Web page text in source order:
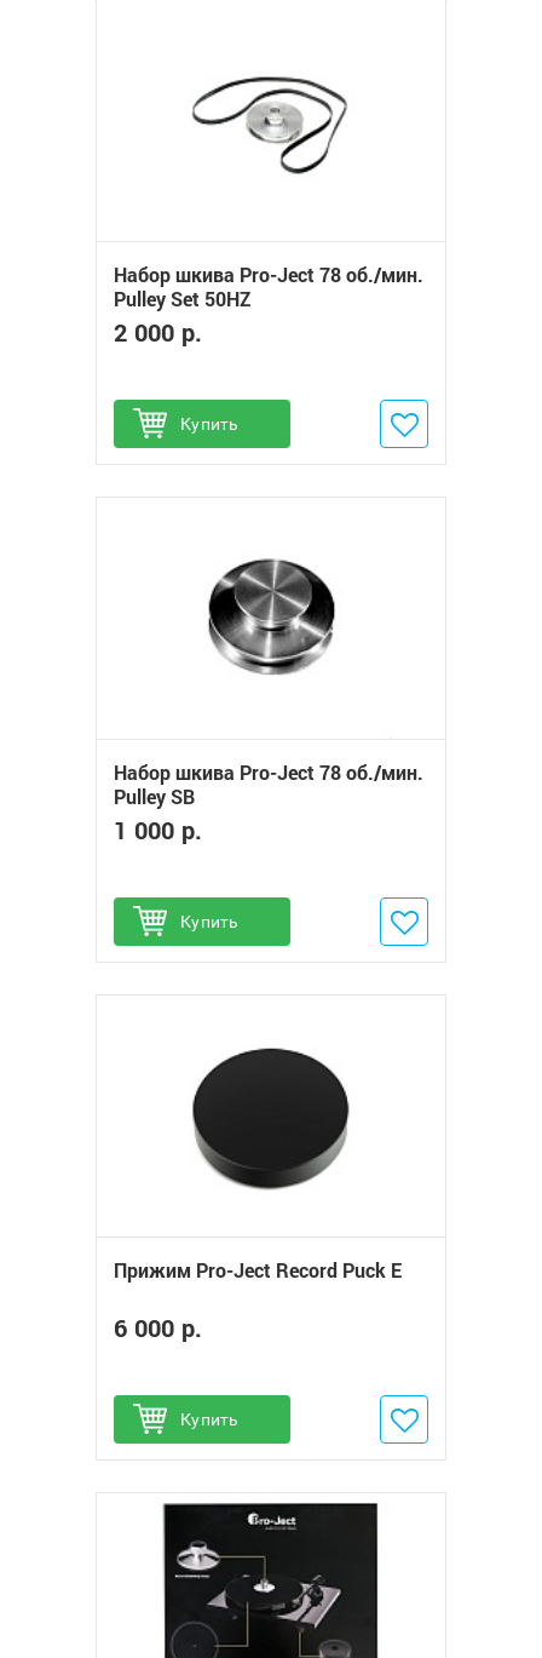
Набор шкива Pro-Ject 78 об./мин.
Pulley Set 50HZ
2 000 р.
Купить
Добавить в избранное
Набор шкива Pro-Ject 78 об./мин.
Pulley SB
1 000 р.
Купить
Добавить в избранное
Прижим Pro-Ject Record Puck E
6 000 р.
Купить
Добавить в избранное